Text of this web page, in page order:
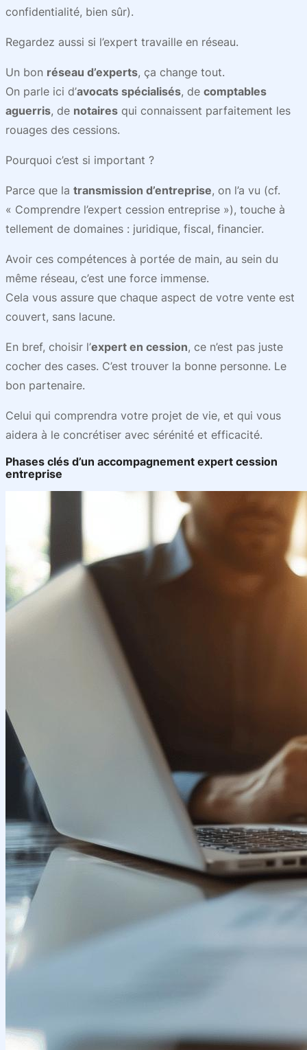
confidentialité, bien sûr).
Regardez aussi si l’expert travaille en réseau.
Un bon réseau d’experts, ça change tout.
On parle ici d’avocats spécialisés, de comptables
aguerris, de notaires qui connaissent parfaitement les
rouages des cessions.
Pourquoi c’est si important ?
Parce que la transmission d’entreprise, on l’a vu (cf.
« Comprendre l’expert cession entreprise »), touche à
tellement de domaines : juridique, fiscal, financier.
Avoir ces compétences à portée de main, au sein du
même réseau, c’est une force immense.
Cela vous assure que chaque aspect de votre vente est
couvert, sans lacune.
En bref, choisir l’expert en cession, ce n’est pas juste
cocher des cases. C’est trouver la bonne personne. Le
bon partenaire.
Celui qui comprendra votre projet de vie, et qui vous
aidera à le concrétiser avec sérénité et efficacité.
Phases clés d’un accompagnement expert cession
entreprise